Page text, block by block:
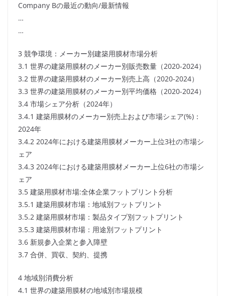
Company Bの最近の動向/最新情報
…
…
3 競争環境：メーカー別建築用膜材市場分析
3.1 世界の建築用膜材のメーカー別販売数量（2020-2024）
3.2 世界の建築用膜材のメーカー別売上高（2020-2024）
3.3 世界の建築用膜材のメーカー別平均価格（2020-2024）
3.4 市場シェア分析（2024年）
3.4.1 建築用膜材のメーカー別売上および市場シェア(%)：
2024年
3.4.2 2024年における建築用膜材メーカー上位3社の市場シ
ェア
3.4.3 2024年における建築用膜材メーカー上位6社の市場シ
ェア
3.5 建築用膜材市場:全体企業フットプリント分析
3.5.1 建築用膜材市場：地域別フットプリント
3.5.2 建築用膜材市場：製品タイプ別フットプリント
3.5.3 建築用膜材市場：用途別フットプリント
3.6 新規参入企業と参入障壁
3.7 合併、買収、契約、提携
4 地域別消費分析
4.1 世界の建築用膜材の地域別市場規模